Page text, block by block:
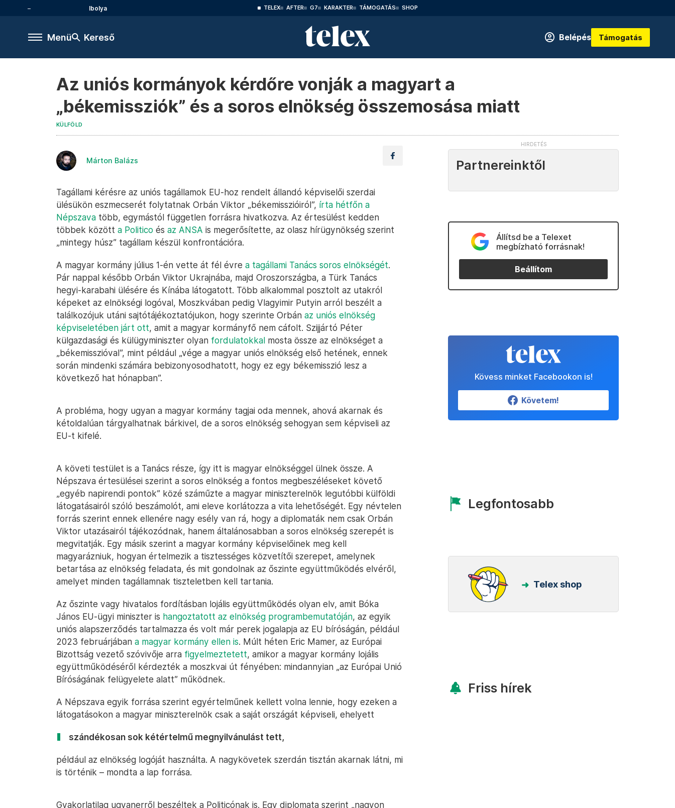
Ibolya TELEX AFTER G7 KARAKTER TÁMOGATÁS SHOP
Menü Kereső Belépés Támogatás
Az uniós kormányok kérdőre vonják a magyart a
„békemissziók” és a soros elnökség összemosása miatt
KÜLFÖLD
Márton Balázs
Tagállami kérésre az uniós tagállamok EU-hoz rendelt állandó képviselői szerdai
ülésükön eszmecserét folytatnak Orbán Viktor „békemisszióiról”, írta hétfőn a
Népszava több, egymástól független forrásra hivatkozva. Az értesülést kedden
többek között a Politico és az ANSA is megerősítette, az olasz hírügynökség szerint
„mintegy húsz” tagállam készül konfrontációra.
A magyar kormány július 1-én vette át fél évre a tagállami Tanács soros elnökségét.
Pár nappal később Orbán Viktor Ukrajnába, majd Oroszországba, a Türk Tanács
hegyi-karabahi ülésére és Kínába látogatott. Több alkalommal posztolt az utakról
képeket az elnökségi logóval, Moszkvában pedig Vlagyimir Putyin arról beszélt a
találkozójuk utáni sajtótájékoztatójukon, hogy szerinte Orbán az uniós elnökség
képviseletében járt ott, amit a magyar kormányfő nem cáfolt. Szijjártó Péter
külgazdasági és külügyminiszter olyan fordulatokkal mosta össze az elnökséget a
„békemisszióval”, mint például „vége a magyar uniós elnökség első hetének, ennek
során mindenki számára bebizonyosodhatott, hogy ez egy békemisszió lesz a
következő hat hónapban”.
A probléma, hogy ugyan a magyar kormány tagjai oda mennek, ahová akarnak és
kétoldalúan tárgyalhatnak bárkivel, de a soros elnökség sehogyan sem képviseli az
EU-t kifelé.
A követi testület is a Tanács része, így itt is magyar elnökséggel ülnek össze. A
Népszava értesülései szerint a soros elnökség a fontos megbeszéléseket követő
„egyéb napirendi pontok” közé száműzte a magyar miniszterelnök legutóbbi külföldi
látogatásairól szóló beszámolót, ami eleve korlátozza a vita lehetőségét. Egy névtelen
forrás szerint ennek ellenére nagy esély van rá, hogy a diplomaták nem csak Orbán
Viktor utazásairól tájékozódnak, hanem általánosabban a soros elnökség szerepét is
megvitatják. Egy másik szerint a magyar kormány képviselőinek meg kell
magyarázniuk, hogyan értelmezik a tisztességes közvetítői szerepet, amelynek
betartása az elnökség feladata, és mit gondolnak az őszinte együttműködés elvéről,
amelyet minden tagállamnak tiszteletben kell tartania.
Az őszinte vagy hivatalos fordításban lojális együttműködés olyan elv, amit Bóka
János EU-ügyi miniszter is hangoztatott az elnökség programbemutatóján, az egyik
uniós alapszerződés tartalmazza és volt már perek jogalapja az EU bíróságán, például
2023 februárjában a magyar kormány ellen is. Múlt héten Eric Mamer, az Európai
Bizottság vezető szóvivője arra figyelmeztetett, amikor a magyar kormány lojális
együttműködéséről kérdezték a moszkvai út fényében: mindannyian „az Európai Unió
Bíróságának felügyelete alatt” működnek.
A Népszava egyik forrása szerint egyértelműnek kellett volna lennie, hogy ezeken a
látogatásokon a magyar miniszterelnök csak a saját országát képviseli, ehelyett
szándékosan sok kétértelmű megnyilvánulást tett,
például az elnökség logóját használta. A nagykövetek szerdán tisztán akarnak látni, mi
is történik – mondta a lap forrása.
Gyakorlatilag ugyanerről beszéltek a Politicónak is. Egy diplomata szerint „nagyon
Partnereinktől
Állítsd be a Telexet
megbízható forrásnak!
Beállítom
Kövess minket Facebookon is!
Követem!
Legfontosabb
Telex shop
Friss hírek